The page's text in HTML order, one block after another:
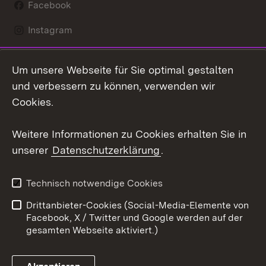
Facebook
Instagram
Mastodon
Youtube
Kontakt
Datenschutz
Barrierefreiheit
Impressum Cookies
Um unsere Webseite für Sie optimal gestalten
und verbessern zu können, verwenden wir
Cookies.
Weitere Informationen zu Cookies erhalten Sie in
unserer Datenschutzerklärung.
Technisch notwendige Cookies
Drittanbieter-Cookies (Social-Media-Elemente von
Facebook, X / Twitter und Google werden auf der
gesamten Webseite aktiviert.)